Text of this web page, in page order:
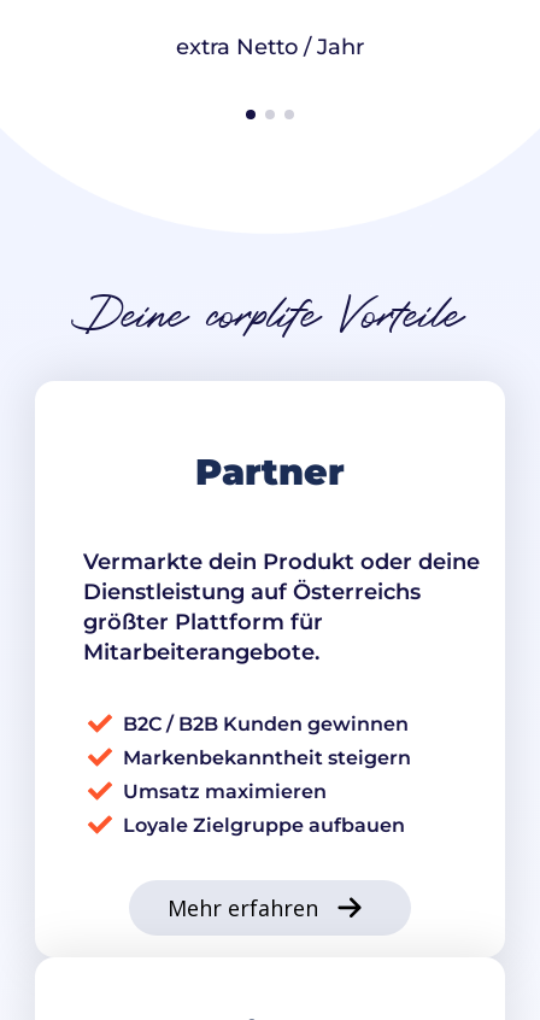
extra Netto / Jahr
Deine corplife Vorteile
Partner
Vermarkte dein Produkt oder deine
Dienstleistung auf Österreichs
größter Plattform für
Mitarbeiterangebote.
B2C / B2B Kunden gewinnen
Markenbekanntheit steigern
Umsatz maximieren
Loyale Zielgruppe aufbauen
Mehr erfahren